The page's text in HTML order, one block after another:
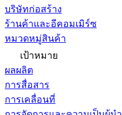
บริษัทก่อสร้าง
ร้านค้าและอีคอมเมิร์ซ
หมวดหมู่สินค้า
เป้าหมาย
ผลผลิต
การสื่อสาร
การเคลื่อนที่